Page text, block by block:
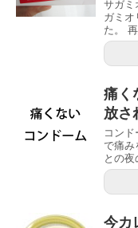
サガミ
ガミオ
た。
痛く
放さ
コン
で痛み
との夜
今カ